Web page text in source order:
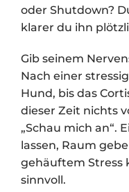
oder Shutdown?
klarer du ihn
Gib seinem
Nach einer
Hund, bis das
dieser Zeit nichts
„Schau mich an“.
lassen, Raum
gehäuftem Stress
sinnvoll.